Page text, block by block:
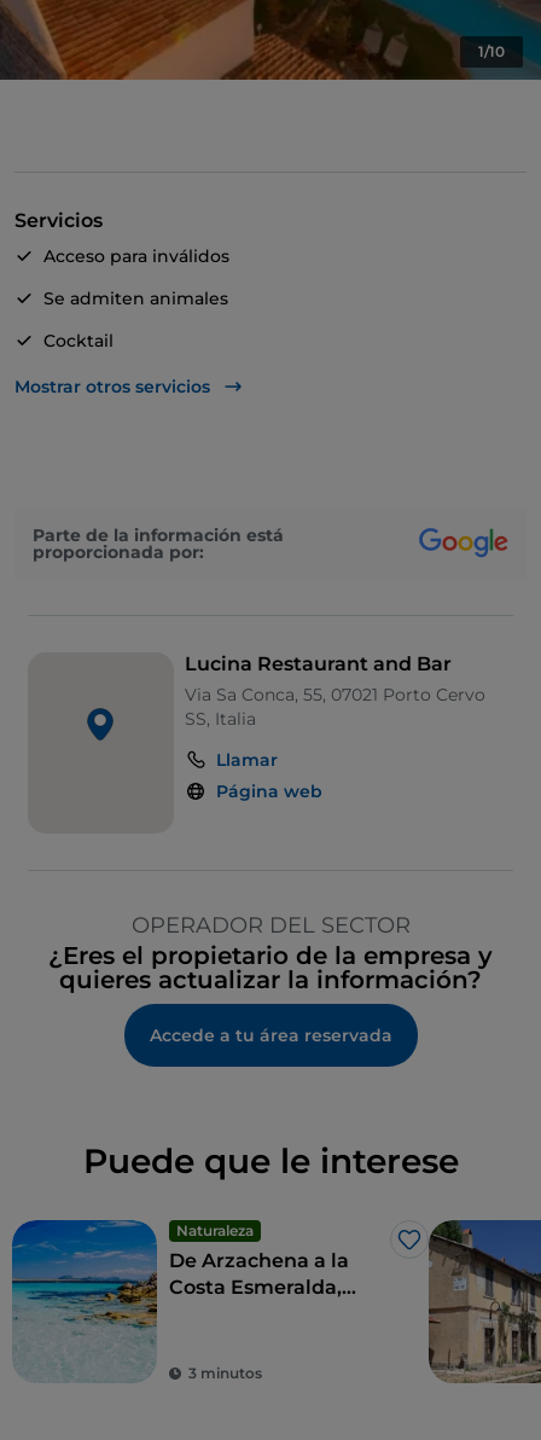
1/10
Servicios
Acceso para inválidos
Se admiten animales
Cocktail
Se habla inglés
Mostrar otros servicios
Parte de la información está
proporcionada por:
Lucina Restaurant and Bar
Via Sa Conca, 55, 07021 Porto Cervo
SS, Italia
Llamar
Página web
OPERADOR DEL SECTOR
¿Eres el propietario de la empresa y
quieres actualizar la información?
Accede a tu área reservada
Puede que le interese
Naturaleza
Me gusta
De Arzachena a la
Costa Esmeralda,
3 minutos